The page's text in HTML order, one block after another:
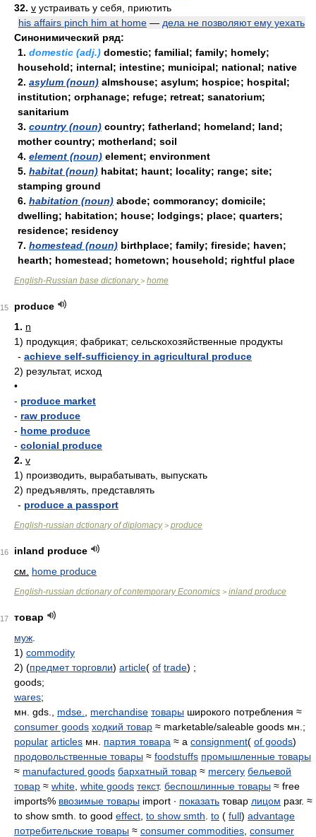
32. v устраивать у себя, приютить
his affairs pinch him at home — дела не позволяют ему уехать
Синонимический ряд:
1. domestic (adj.) domestic; familial; family; homely;
household; internal; intestine; municipal; national; native
2. asylum (noun) almshouse; asylum; hospice; hospital;
institution; orphanage; refuge; retreat; sanatorium;
sanitarium
3. country (noun) country; fatherland; homeland; land;
mother country; motherland; soil
4. element (noun) element; environment
5. habitat (noun) habitat; haunt; locality; range; site;
stamping ground
6. habitation (noun) abode; commorancy; domicile;
dwelling; habitation; house; lodgings; place; quarters;
residence; residency
7. homestead (noun) birthplace; family; fireside; haven;
hearth; homestead; hometown; household; rightful place
English-Russian base dictionary> home
15
produce
1. n
1) продукция; фабрикат; сельскохозяйственные продукты
- achieve self-sufficiency in agricultural produce
2) результат, исход
•
- produce market
- raw produce
- home produce
- colonial produce
2. v
1) производить, вырабатывать, выпускать
2) предъявлять, представлять
- produce a passport
English-russian dctionary of diplomacy> produce
16
inland produce
см.
home produce
English-russian dctionary of contemporary Economics > inland produce
17
товар
муж
1) commodity
2) (предмет торговли) article( of trade) ;
goods;
wares;
мн. gds., mdse. merchandise товары широкого потребления ≈
consumer goods ходкий товар ≈ marketable/saleable goods мн.;
popular articles мн. партия товара ≈ a consignment( of goods)
продовольственные товары ≈ foodstuffs промышленные товары
≈ manufactured goods бархатный товар ≈ mercery бельевой
товар ≈ white white goods текст. беспошлинные товары ≈ free
imports% ввозимые товары import ∙ показать товар лицом разг. ≈
to show smth. to good effect to show smth to ( full) advantage
потребительские товары ≈ consumer commodities consumer